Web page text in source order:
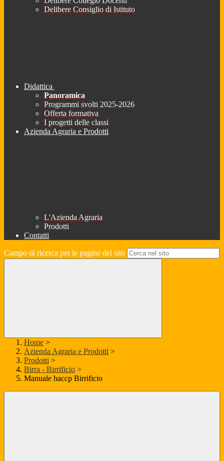
Delibere Consiglio di Istituto
Didattica
Panoramica
Programmi svolti 2025-2026
Offerta formativa
I progetti delle classi
Azienda Agraria e Prodotti
L'Azienda Agraria
Prodotti
Contatti
Campo di ricerca per le pagine del sito
Home >
Azienda Agraria e Prodotti >
Prodotti >
Birra - Birrificio >
Manuale haccp Birrificio